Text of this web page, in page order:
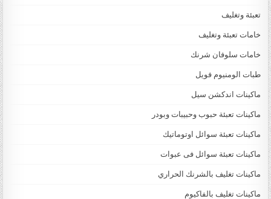
تعبئة وتغليف
خامات تعبئة وتغليف
خامات سلوفان شرنك
طبات الومنيوم فويل
ماكينات اندكشن سيل
ماكينات تعبئة حبوب وحبيبات وبودر
ماكينات تعبئة سوائل اوتوماتيك
ماكينات تعبئة سوائل فى عبوات
ماكينات تغليف بالشرنك الحراري
ماكينات تغليف بالفاكيوم